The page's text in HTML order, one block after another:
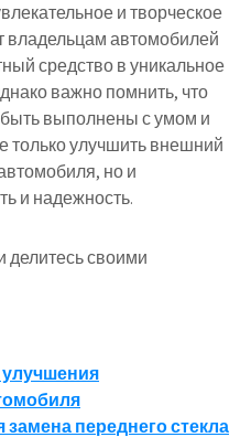
и творческое
владельцам автомобилей
средство в уникальное
важно помнить, что
выполнены с умом и
только улучшить внешний
но и
и надежность.
делитесь своими
переднего стекла